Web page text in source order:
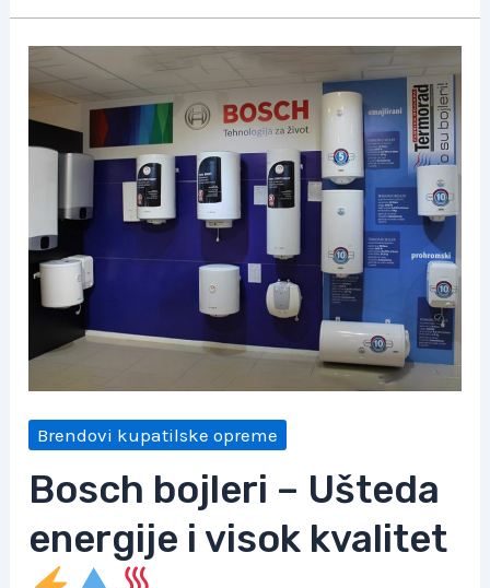
Brendovi kupatilske opreme
Bosch bojleri – Ušteda
energije i visok kvalitet